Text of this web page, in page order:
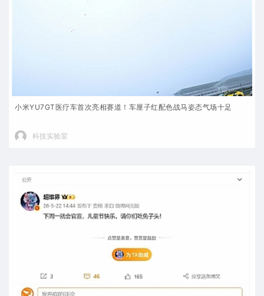
小米YU7GT医疗车首次亮相赛道！车厘子红配色战马姿态气场十足
科技实验室